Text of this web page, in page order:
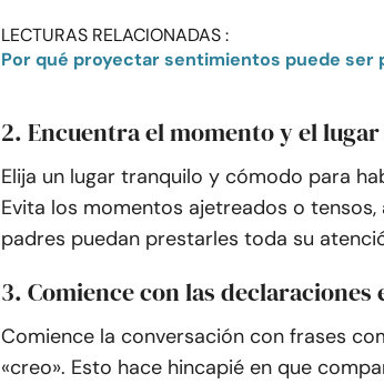
LECTURAS RELACIONADAS :
Por qué proyectar sentimientos puede ser
2. Encuentra el momento y el
Elija un lugar tranquilo y cómodo para
Evita los momentos ajetreados o
padres puedan prestarles toda su
3. Comience con las
Comience la conversación con frases
«creo». Esto hace hincapié en que